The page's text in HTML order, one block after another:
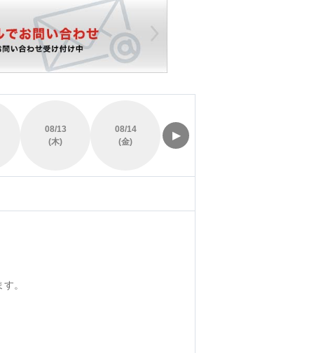
08/13
(木)
08/14
(金)
08/15
(土)
▶
。